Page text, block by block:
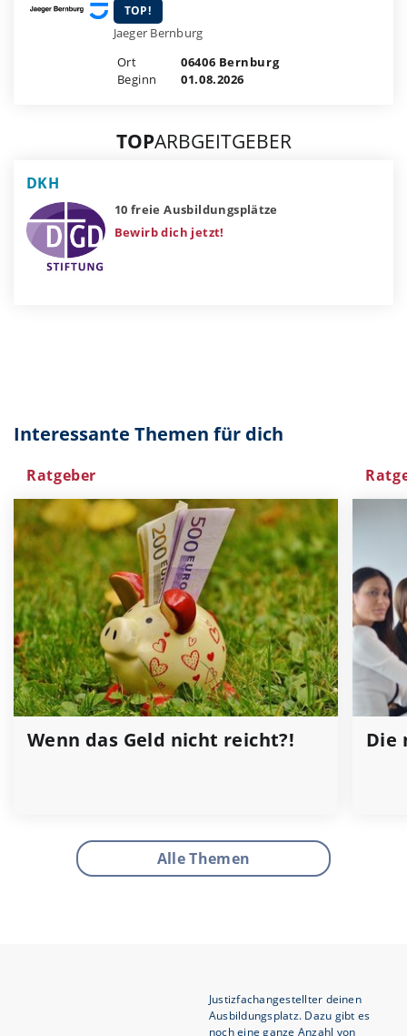
TOP!
Jaeger Bernburg
Ort
06406 Bernburg
Beginn
01.08.2026
TOPARBGEITGEBER
DKH
10 freie Ausbildungsplätze
Bewirb dich jetzt!
Interessante Themen für dich
Ratgeber
Wenn das Geld nicht reicht?! Die
Alle Themen
Justizfachangestellter deinen
Ausbildungsplatz. Dazu gibt es
noch eine ganze Anzahl von